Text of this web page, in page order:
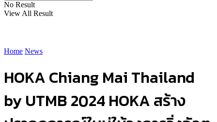
No Result
View All Result
Home News
HOKA Chiang Mai Thailand
by UTMB 2024 HOKA สร้าง